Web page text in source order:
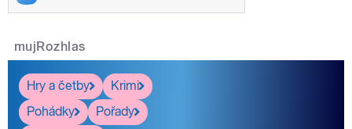
mujRozhlas
Hry a četby
Krimi
Pohádky
Pořady